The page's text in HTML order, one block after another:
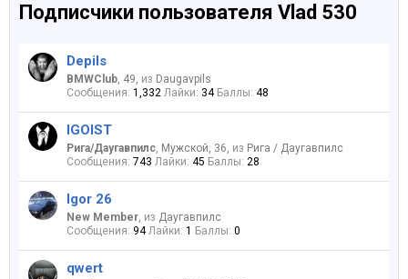
Подписчики пользователя Vlad 530
Depils
BMWClub, 49, из Daugavpils
Сообщения: 1,332 Лайки: 34 Баллы: 48
IGOIST
Рига/Даугавпилс, Мужской, 36, из Рига / Даугавпилс
Сообщения: 743 Лайки: 45 Баллы: 28
Igor 26
New Member, из Даугавпилс
Сообщения: 94 Лайки: 1 Баллы: 0
qwert